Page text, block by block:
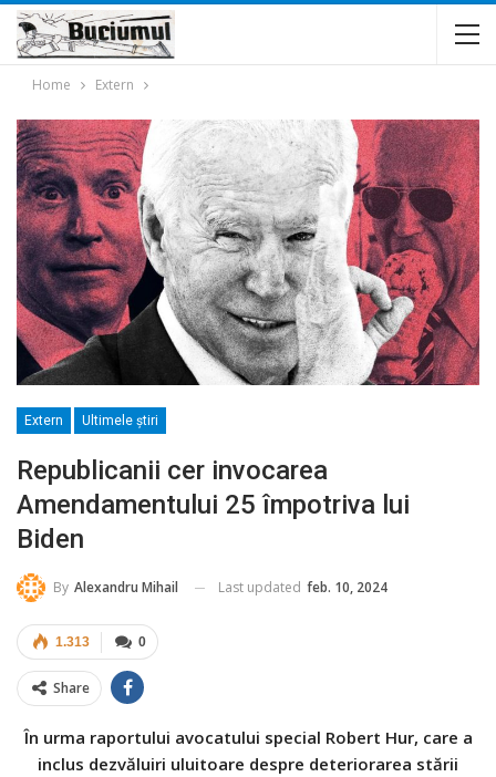
Home Extern
Extern Ultimele ştiri
Republicanii cer invocarea
Amendamentului 25 împotriva lui
Biden
By Alexandru Mihail Last updated feb. 10, 2024
0
1.313
Share
În urma raportului avocatului special Robert Hur, care a
inclus dezvăluiri uluitoare despre deteriorarea stării